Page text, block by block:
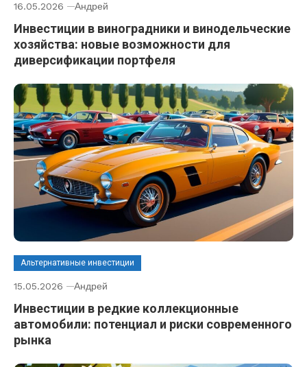
16.05.2026 Андрей
Инвестиции в виноградники и винодельческие
хозяйства: новые возможности для
диверсификации портфеля
Альтернативные инвестиции
15.05.2026 Андрей
Инвестиции в редкие коллекционные
автомобили: потенциал и риски современного
рынка